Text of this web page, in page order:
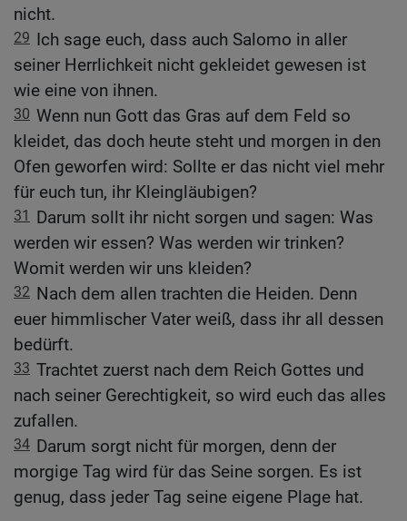
nicht.
29 Ich sage euch, dass auch Salomo in aller
seiner Herrlichkeit nicht gekleidet gewesen ist
wie eine von ihnen.
30 Wenn nun Gott das Gras auf dem Feld so
kleidet, das doch heute steht und morgen in den
Ofen geworfen wird: Sollte er das nicht viel mehr
für euch tun, ihr Kleingläubigen?
31 Darum sollt ihr nicht sorgen und sagen: Was
werden wir essen? Was werden wir trinken?
Womit werden wir uns kleiden?
32 Nach dem allen trachten die Heiden. Denn
euer himmlischer Vater weiß, dass ihr all dessen
bedürft.
33 Trachtet zuerst nach dem Reich Gottes und
nach seiner Gerechtigkeit, so wird euch das alles
zufallen.
34 Darum sorgt nicht für morgen, denn der
morgige Tag wird für das Seine sorgen. Es ist
genug, dass jeder Tag seine eigene Plage hat.